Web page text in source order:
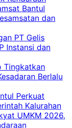
Bantul
dan
PT Gelis
Instansi dan
Tingkatkan
Berlalu
Perkuat
Kalurahan
UMKM 2026,